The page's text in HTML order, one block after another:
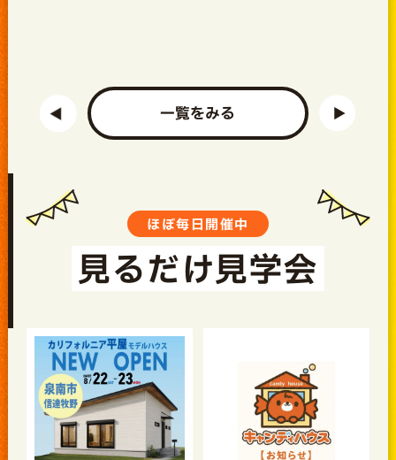
一覧をみる
ほぼ毎日開催中
見るだけ見学会